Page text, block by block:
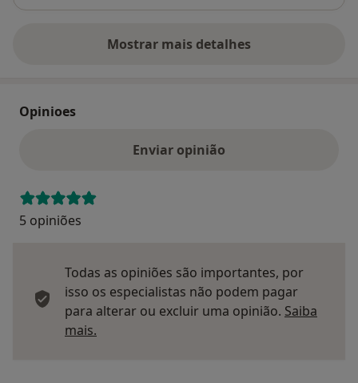
Mostrar mais detalhes
sobre o endereço
Opinioes
Enviar opinião
5 opiniões
Todas as opiniões são importantes, por
isso os especialistas não podem pagar
para alterar ou excluir uma opinião. Saiba
mais.